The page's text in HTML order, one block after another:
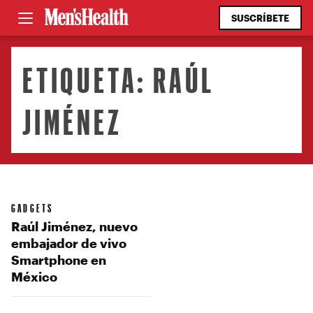
SUSCRÍBETE
ETIQUETA: RAÚL
JIMÉNEZ
GADGETS
Raúl Jiménez, nuevo
embajador de vivo
Smartphone en
México